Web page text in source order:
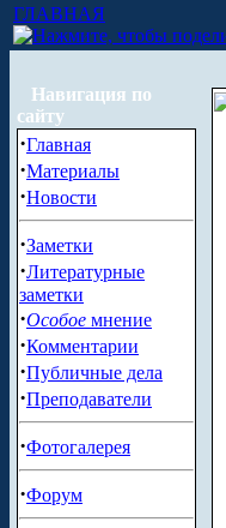
ГЛАВНАЯ
Навигация по
сайту
·Главная
·Материалы
·Новости
·Заметки
·Литературные
заметки
·Особое мнение
·Комментарии
·Публичные дела
·Преподаватели
·Фотогалерея
·Форум